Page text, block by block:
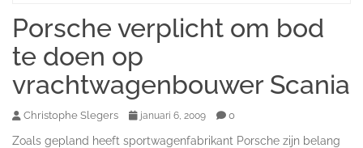
Porsche verplicht om bod
te doen op
vrachtwagenbouwer Scania
Christophe Slegers januari 6, 2009 0
Zoals gepland heeft sportwagenfabrikant Porsche zijn belang